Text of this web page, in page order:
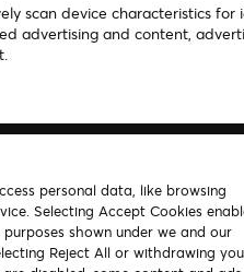
#1: Der Quatscher
scan device characteristics
advertising and content,
personal data, like browsing
Selecting Accept Cookies
shown under we and our
Reject All or withdrawing